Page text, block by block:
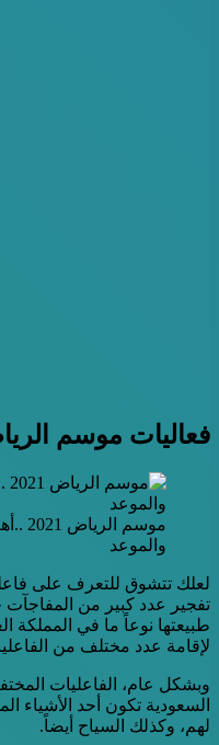
فعاليات موسم الرياض
والموعد
لعلك تتشوق للتعرف على
تفجير عدد كبير من المفاجآت
طبيعتها نوعاً ما في المملكة
لإقامة عدد مختلف من
وبشكل عام، الفاعليات
السعودية تكون أحد الأشياء
لهم، وكذلك السياح أيضاً.